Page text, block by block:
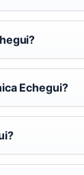
Echegui?